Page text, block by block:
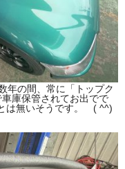
年の間、常に「トップク
庫保管されてお出でで
は無いそうです。 ( ^^)